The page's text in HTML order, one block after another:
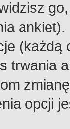
trwania
opcji